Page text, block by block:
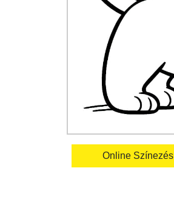
Online Színezés